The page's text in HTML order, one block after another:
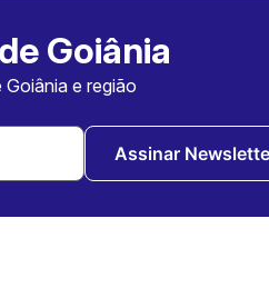
Goiânia
e região
Assinar